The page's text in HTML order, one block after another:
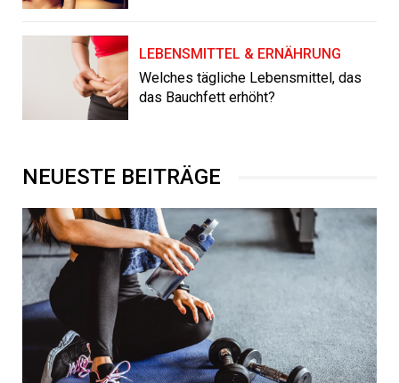
LEBENSMITTEL & ERNÄHRUNG
Welches tägliche Lebensmittel, das
das Bauchfett erhöht?
NEUESTE BEITRÄGE